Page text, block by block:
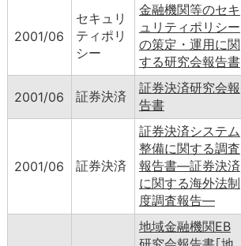
2001/06
セキュリ
ティポリ
シー
金融機関等のセキ
ュリティポリシー
の策定・運用に関
する研究会報告書
2001/06 証券決済
証券決済研究会報
告書
2001/06 証券決済
証券決済システム
整備に関する調査
報告書―証券決済
に関する海外法制
度調査報告―
地域金融機関EB